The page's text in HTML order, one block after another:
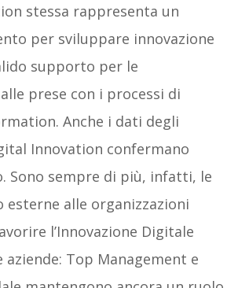
stessa rappresenta un
per sviluppare innovazione
supporto per le
prese con i processi di
Anche i dati degli
Innovation confermano
Sono sempre di più, infatti, le
alle organizzazioni
l’Innovazione Digitale
aziende: Top Management e